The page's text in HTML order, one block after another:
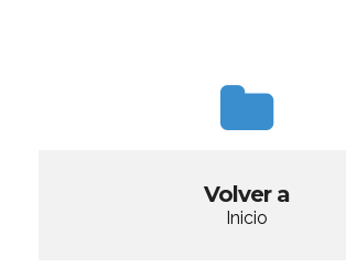
Volver a
Inicio